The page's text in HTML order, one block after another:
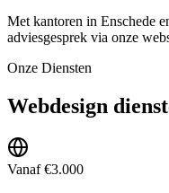
Met kantoren in Enschede
adviesgesprek via onze
Onze Diensten
Webdesign
Vanaf €3.000